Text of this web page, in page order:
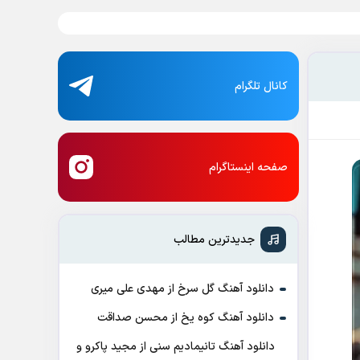
کانال تلگرام
صفحه اینستاگرام
جدیدترین مطالب
دانلود آهنگ گل سرخ از مهدی علی میری
دانلود آهنگ کوه یخ از محسن صداقت
دانلود آهنگ تانیمادیم سنی از مجید پاکرو و